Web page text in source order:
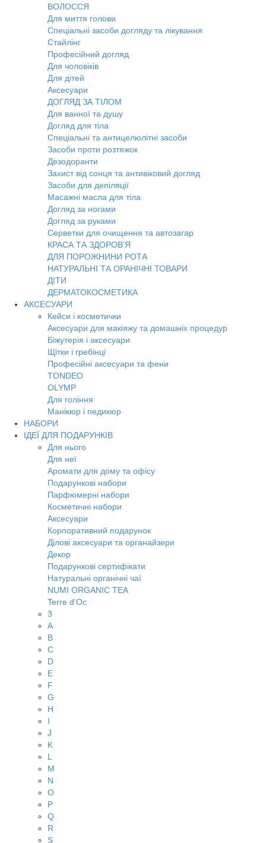
ВОЛОССЯ
Для миття голови
Спеціальні засоби догляду та лікування
Стайлінг
Професійний догляд
Для чоловіків
Для дітей
Аксесуари
ДОГЛЯД ЗА ТІЛОМ
Для ванної та душу
Догляд для тіла
Спеціальні та антицелюлітні засоби
Засоби проти розтяжок
Дезодоранти
Захист від сонця та антивіковий догляд
Засоби для депіляції
Масажні масла для тіла
Догляд за ногами
Догляд за руками
Серветки для очищення та автозагар
КРАСА ТА ЗДОРОВ'Я
ДЛЯ ПОРОЖНИНИ РОТА
НАТУРАЛЬНІ ТА ОРАНІЧНІ ТОВАРИ
ДІТИ
ДЕРМАТОКОСМЕТИКА
АКСЕСУАРИ
Кейси і косметички
Аксесуари для макіяжу та домашніх процедур
Біжутерія і аксесуари
Щітки і гребінці
Професійні аксесуари та фени
TONDEO
OLYMP
Для гоління
Манікюр і педикюр
НАБОРИ
ІДЕЇ ДЛЯ ПОДАРУНКІВ
Для нього
Для неї
Аромати для дому та офісу
Подарункові набори
Парфюмерні набори
Косметичні набори
Аксесуари
Корпоративний подарунок
Ділові аксесуари та органайзери
Декор
Подарункові сертифікати
Натуральні органічні чаї
NUMI ORGANIC TEA
Terre d'Oc
3
A
B
C
D
E
F
G
H
I
J
K
L
M
N
O
P
Q
R
S